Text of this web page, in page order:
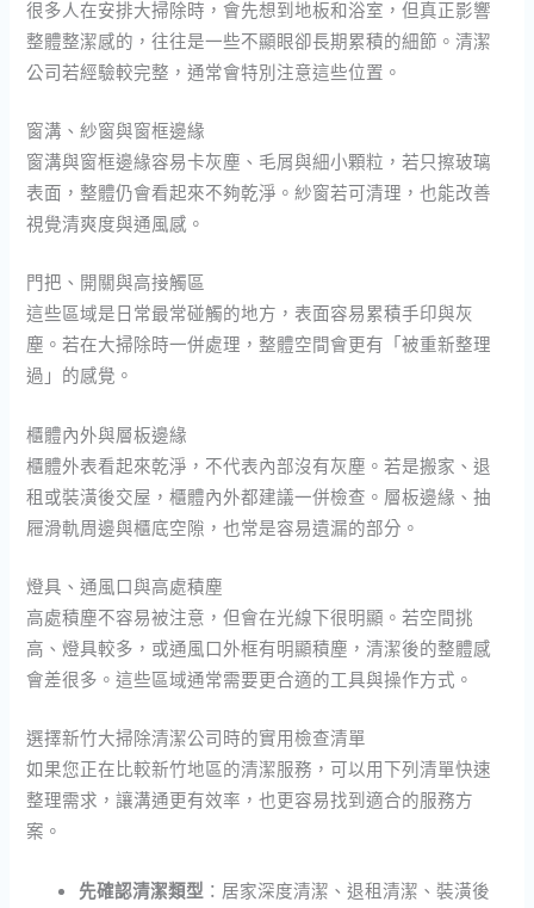
很多人在安排大掃除時，會先想到地板和浴室，但真正影響
整體整潔感的，往往是一些不顯眼卻長期累積的細節。清潔
公司若經驗較完整，通常會特別注意這些位置。
窗溝、紗窗與窗框邊緣
窗溝與窗框邊緣容易卡灰塵、毛屑與細小顆粒，若只擦玻璃
表面，整體仍會看起來不夠乾淨。紗窗若可清理，也能改善
視覺清爽度與通風感。
門把、開關與高接觸區
這些區域是日常最常碰觸的地方，表面容易累積手印與灰
塵。若在大掃除時一併處理，整體空間會更有「被重新整理
過」的感覺。
櫃體內外與層板邊緣
櫃體外表看起來乾淨，不代表內部沒有灰塵。若是搬家、退
租或裝潢後交屋，櫃體內外都建議一併檢查。層板邊緣、抽
屜滑軌周邊與櫃底空隙，也常是容易遺漏的部分。
燈具、通風口與高處積塵
高處積塵不容易被注意，但會在光線下很明顯。若空間挑
高、燈具較多，或通風口外框有明顯積塵，清潔後的整體感
會差很多。這些區域通常需要更合適的工具與操作方式。
選擇新竹大掃除清潔公司時的實用檢查清單
如果您正在比較新竹地區的清潔服務，可以用下列清單快速
整理需求，讓溝通更有效率，也更容易找到適合的服務方
案。
先確認清潔類型 ：居家深度清潔、退租清潔、裝潢後